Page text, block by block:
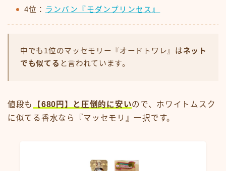
4位： ランバン『モダンプリンセス』
中でも1位のマッセモリー『オードトワレ』はネット
でも似てる と言われています。
値段も 【680円】と圧倒的に安いので、ホワイトムスク
に似てる香水なら『マッセモリ』一択です。